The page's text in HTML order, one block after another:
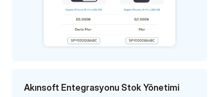
Akınsoft Entegrasyonu Stok Yönetimi